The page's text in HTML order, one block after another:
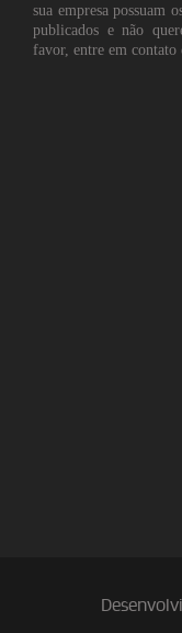
sua empresa possuam
publicados e não
favor, entre em contato